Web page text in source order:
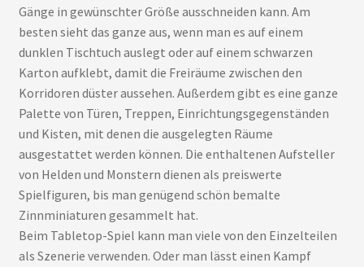
Gänge in gewünschter Größe ausschneiden kann. Am
besten sieht das ganze aus, wenn man es auf einem
dunklen Tischtuch auslegt oder auf einem schwarzen
Karton aufklebt, damit die Freiräume zwischen den
Korridoren düster aussehen. Außerdem gibt es eine ganze
Palette von Türen, Treppen, Einrichtungsgegenständen
und Kisten, mit denen die ausgelegten Räume
ausgestattet werden können. Die enthaltenen Aufsteller
von Helden und Monstern dienen als preiswerte
Spielfiguren, bis man genügend schön bemalte
Zinnminiaturen gesammelt hat.
Beim Tabletop-Spiel kann man viele von den Einzelteilen
als Szenerie verwenden. Oder man lässt einen Kampf